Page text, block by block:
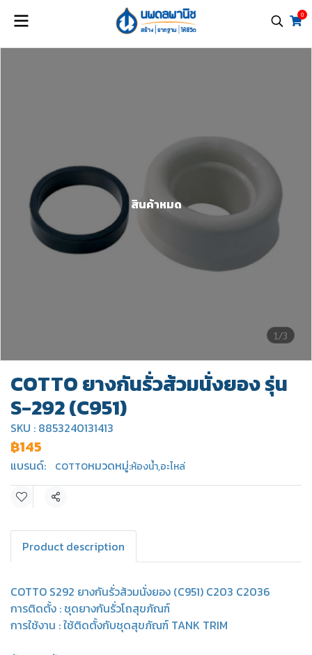
0
1/3
สินค้าหมด
COTTO ยางกันรั่วส้วมนั่งยอง รุ่น
S-292 (C951)
SKU : 8853240131413
฿145
แบรนด์: COTTOหมวดหมู่:ห้องน้ำ,อะไหล่
แชร์
Product description
COTTO S292 ยางกันรั่วส้วมนั่งยอง (C951) C203 C2036
การติดตั้ง : ชุดยางกันรั่วโถสุขภัณฑ์
การใช้งาน : ใช้ติดตั้งกับชุดสุขภัณฑ์ TANK TRIM